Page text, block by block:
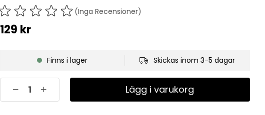
(Inga Recensioner)
129 kr
Finns i lager Skickas inom 3-5 dagar
Lägg i varukorg